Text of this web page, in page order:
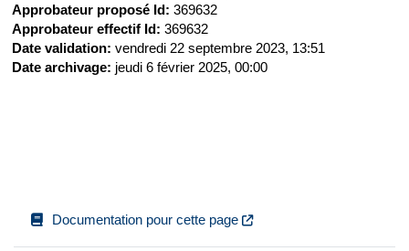
Approbateur proposé Id: 369632
Approbateur effectif Id: 369632
Date validation: vendredi 22 septembre 2023, 13:51
Date archivage: jeudi 6 février 2025, 00:00
Documentation pour cette page